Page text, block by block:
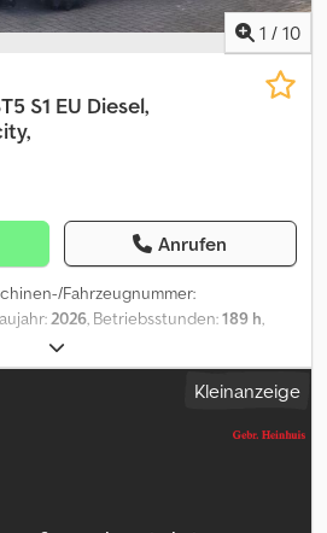
1 / 10
S1 EU Diesel,
Anrufen
Fahrzeugnummer:
2026, Betriebsstunden:189 h,
, Hubkapazität: 3.000 kg Bauhöhe:
Laderaums: 351 x 192 x 245 cm Zustand
Sie sich an PFEIFER GROUP, um
Kleinanzeige